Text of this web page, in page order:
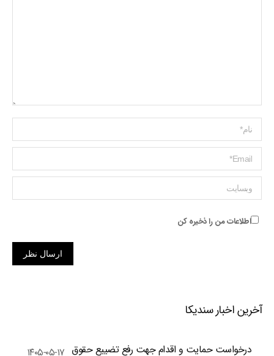
Name *
ایمیل *
وبسایت
اطلاعات من را ذخیره کن
ارسال نظر
آخرین اخبار سندیکا
درخواست حمایت و اقدام جهت رفع تضییع حقوق ۱۴۰۵-۰۵-۱۷